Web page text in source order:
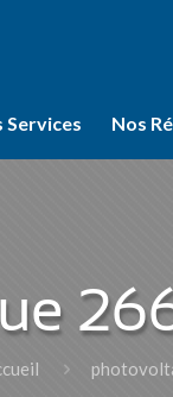
Services Nos